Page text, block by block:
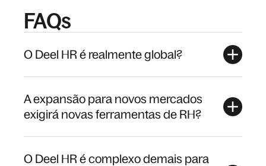
FAQs
O Deel HR é realmente global?
A expansão para novos mercados
exigirá novas ferramentas de RH?
O Deel HR é complexo demais para